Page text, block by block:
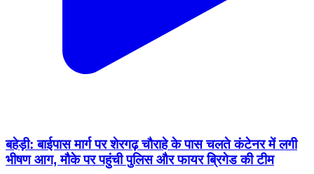
बहेड़ी: बाईपास मार्ग पर शेरगढ़ चौराहे के पास चलते कंटेनर में लगी
भीषण आग, मौके पर पहुंची पुलिस और फायर ब्रिगेड की टीम